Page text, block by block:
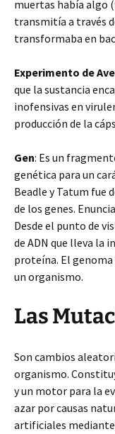
muertas había algo
transmitía a través
transformaba en
Experimento de
que la sustancia
inofensivas en
producción de la
Gen: Es un
genética para un
Beadle y Tatum fue
de los genes.
Desde el punto de
de ADN que lleva la
proteína. El
un organismo.
Las
Son cambios
organismo.
y un motor para la
azar por causas
artificiales